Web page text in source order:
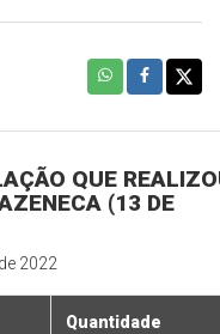
QUE
(13 DE
2022
Quantidade